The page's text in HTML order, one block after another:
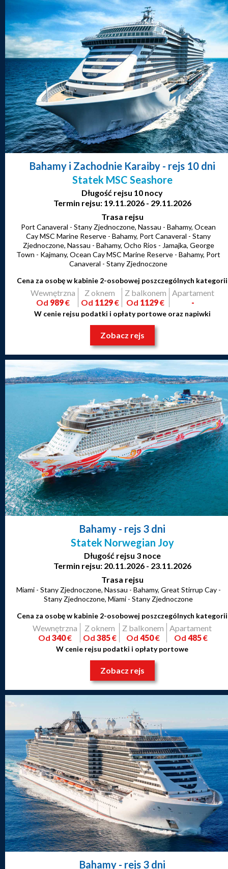
Bahamy i Zachodnie Karaiby- rejs 10 dni
Statek MSC Seashore
Długość rejsu 10 nocy
Termin rejsu: 19.11.2026 - 29.11.2026
Trasa rejsu
Port Canaveral - Stany Zjednoczone, Nassau - Bahamy, Ocean
Cay MSC Marine Reserve - Bahamy, Port Canaveral - Stany
Zjednoczone, Nassau - Bahamy, Ocho Rios - Jamajka, George
Town - Kajmany, Ocean Cay MSC Marine Reserve - Bahamy, Port
Canaveral - Stany Zjednoczone
Cena za osobę w kabinie 2-osobowej poszczególnych kategorii
Wewnętrzna
Od 989€
Z oknem
Od 1129€
Z balkonem
Od 1129€
Apartament
-
W cenie rejsu podatki i opłaty portowe oraz napiwki
Zobacz rejs
Bahamy- rejs 3 dni
Statek Norwegian Joy
Długość rejsu 3 noce
Termin rejsu: 20.11.2026 - 23.11.2026
Trasa rejsu
Miami - Stany Zjednoczone, Nassau - Bahamy, Great Stirrup Cay -
Stany Zjednoczone, Miami - Stany Zjednoczone
Cena za osobę w kabinie 2-osobowej poszczególnych kategorii
Wewnętrzna
Od 340€
Z oknem
Od 385€
Z balkonem
Od 450€
Apartament
Od 485€
W cenie rejsu podatki i opłaty portowe
Zobacz rejs
Bahamy- rejs 3 dni